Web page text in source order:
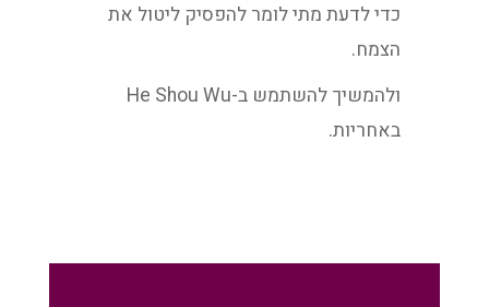
כדי לדעת מתי לומר להפסיק ליטול את
הצמח.
ולהמשיך להשתמש ב-He Shou Wu
באחריות.